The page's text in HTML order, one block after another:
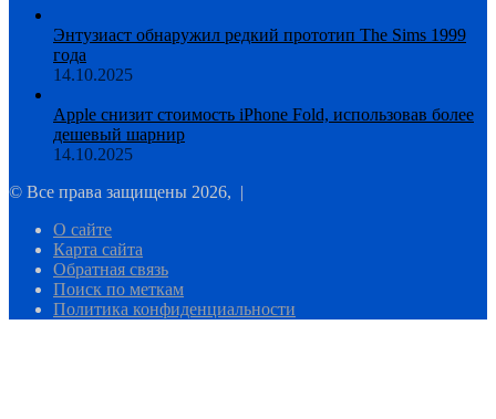
Энтузиаст обнаружил редкий прототип The Sims 1999
года
14.10.2025
Apple снизит стоимость iPhone Fold, использовав более
дешевый шарнир
14.10.2025
© Все права защищены 2026, |
О сайте
Карта сайта
Обратная связь
Поиск по меткам
Политика конфиденциальности